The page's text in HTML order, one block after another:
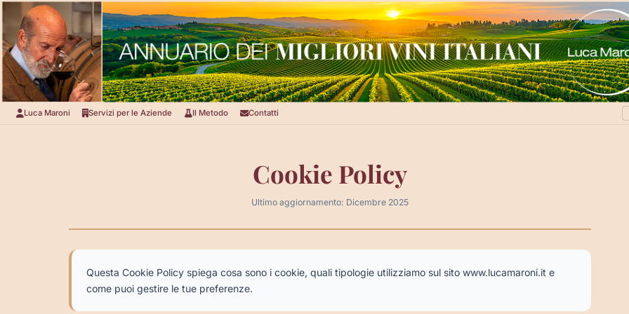
Luca Maroni Servizi per le Aziende Il Metodo Contatti
Cookie Policy
Ultimo aggiornamento: Dicembre 2025
Questa Cookie Policy spiega cosa sono i cookie, quali tipologie utilizziamo sul sito www.lucamaroni.it e
come puoi gestire le tue preferenze.